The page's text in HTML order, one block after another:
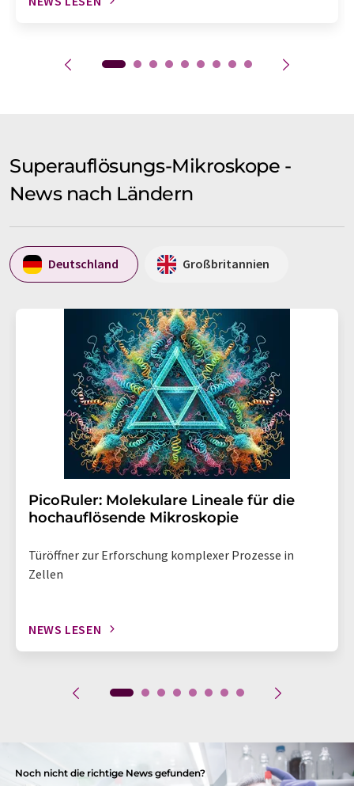
Superauflösungs-Mikroskope -
News nach Ländern
Deutschland Großbritannien
PicoRuler: Molekulare Lineale für die
hochauflösende Mikroskopie
Türöffner zur Erforschung komplexer Prozesse in
Zellen
NEWS LESEN
Noch nicht die richtige News gefunden?